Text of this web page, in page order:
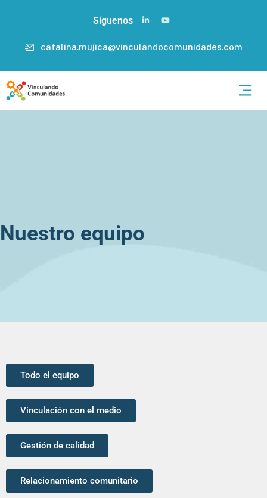
Síguenos
catalina.mujica@vinculandocomunidades.com
Nuestro equipo
Todo el equipo
Vinculación con el medio
Gestión de calidad
Relacionamiento comunitario